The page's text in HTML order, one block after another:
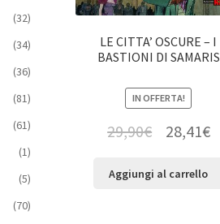
LE CITTA’ OSCURE – I
BASTIONI DI SAMARIS
IN OFFERTA!
29,90€ 28,41€
Aggiungi al carrello
(32)
(34)
(36)
(81)
(61)
(1)
(5)
(70)